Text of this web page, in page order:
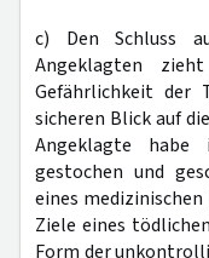
c) Den Schluss
Angeklagten
Gefährlichkeit der
sicheren Blick auf
Angeklagte habe
gestochen und
eines
Ziele eines
Form der